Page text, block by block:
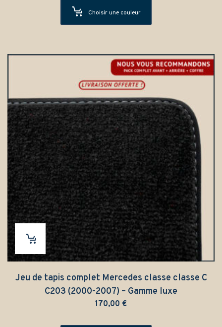
Choisir une couleur
Jeu de tapis complet Mercedes classe classe C
C203 (2000-2007) – Gamme luxe
170,00 €